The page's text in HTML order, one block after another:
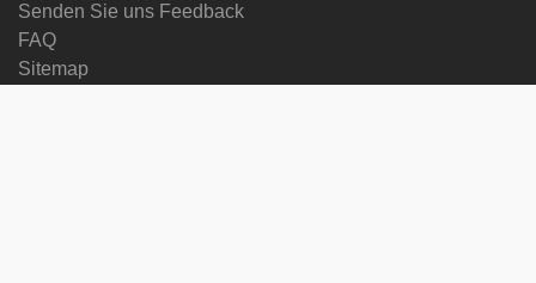
Senden Sie uns Feedback
FAQ
Sitemap